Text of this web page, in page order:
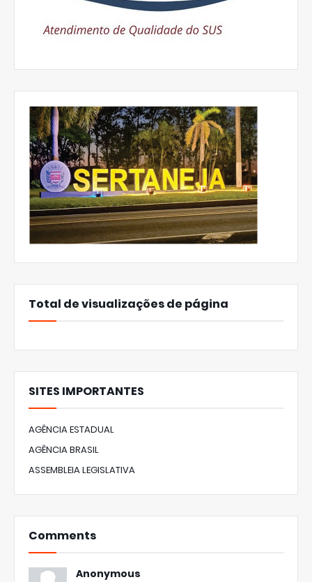
Total de visualizações de página
SITES IMPORTANTES
AGÊNCIA ESTADUAL
AGÊNCIA BRASIL
ASSEMBLEIA LEGISLATIVA
Comments
Anonymous